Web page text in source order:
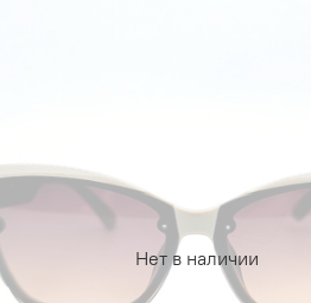
Нет в наличии